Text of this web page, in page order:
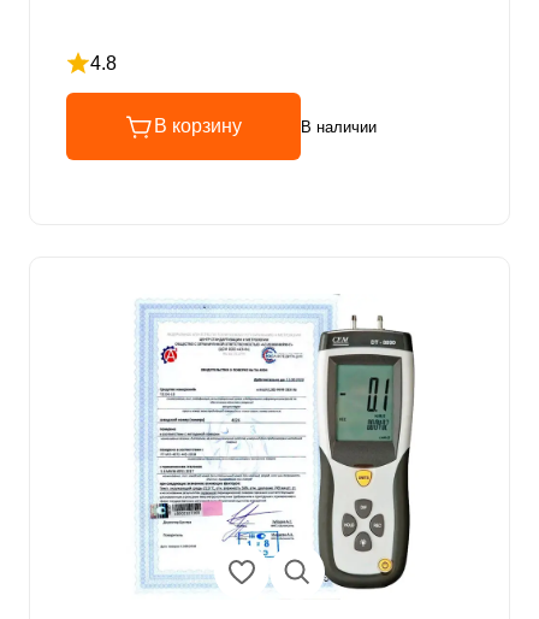
4.8
Рейтинг 4.8 из 5
В корзину В наличии